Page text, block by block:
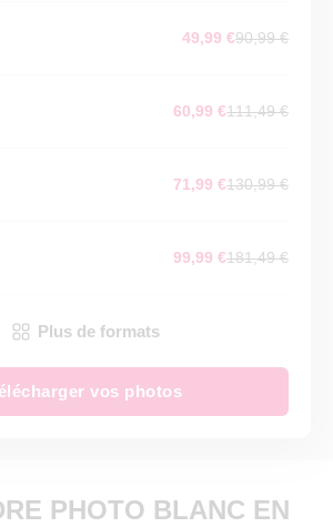
49,99 €90,99 €
60,99 €111,49 €
71,99 €130,99 €
99,99 €181,49 €
Plus de formats
vos photos
PHOTO BLANC EN